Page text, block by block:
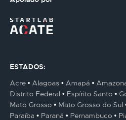
ESTADOS:
Acre
Alagoas Amapá
Distrito Federal
Espírito Santo
Mato Grosso
Mato Grosso do Sul
Paraíba
Paraná Pernambuco